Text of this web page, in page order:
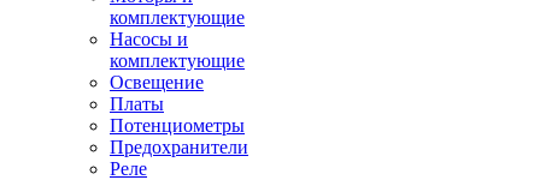
комплектующие
Насосы и
комплектующие
Освещение
Платы
Потенциометры
Предохранители
Реле